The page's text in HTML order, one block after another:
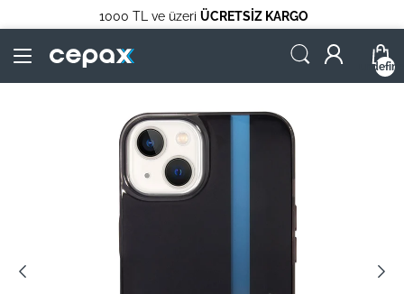
1000 TL ve üzeri ÜCRETSİZ KARGO